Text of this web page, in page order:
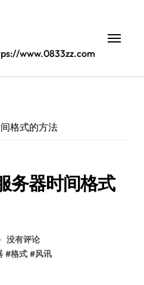
www.0833zz.com
格式的方法
务器时间格式
没有评论
#格式 #风讯